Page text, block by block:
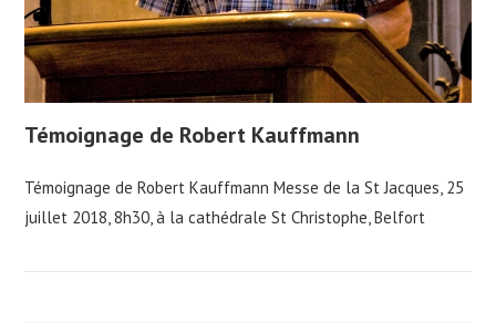
Témoignage de Robert Kauffmann
Témoignage de Robert Kauffmann Messe de la St Jacques, 25
juillet 2018, 8h30, à la cathédrale St Christophe, Belfort